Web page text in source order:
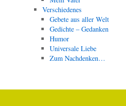
Verschiedenes
Gebete aus aller Welt
Gedichte – Gedanken
Humor
Universale Liebe
Zum Nachdenken…